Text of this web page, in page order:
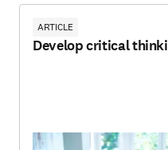
ARTICLE
Develop critical